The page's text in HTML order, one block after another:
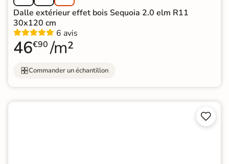
Dalle extérieur effet bois Sequoia 2.0 elm R11
30x120 cm
6 avis
46€90 /m²
Commander un échantillon

